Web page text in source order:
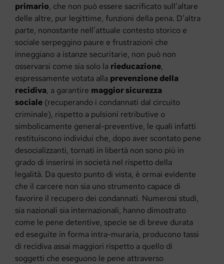
primario, che non può essere sacrificato sull’altare
delle altre, pur legittime, funzioni della pena. D’altra
parte, nonostante nell’attuale contesto storico e
sociale serpeggino paure e frustrazioni che
inneggiano a istanze securitarie, non può non
osservarsi come sia solo la rieducazione,
espressamente votata alla prevenzione della
recidiva, a garantire maggior sicurezza
sociale (recuperando i condannati dal circuito
criminale), rispetto a pulsioni retributive o
simbolicamente general-preventive, le quali infatti
restituiscono individui che, dopo aver scontato pene
desocializzanti, tornati in libertà non sono più in
grado di inserirsi in società nel rispetto della
legalità. Da questo punto di vista, è ormai evidente
che il carcere non sia uno strumento capace di
favorire il recupero dei condannati. Numerosi studi,
sia nazionali sia internazionali, hanno dimostrato
come le pene detentive, specie se di breve durata
ed eseguite in forma intra-muraria, producono tassi
di recidiva assai maggiori rispetto a quello di
soggetti che eseguono le pene attraverso